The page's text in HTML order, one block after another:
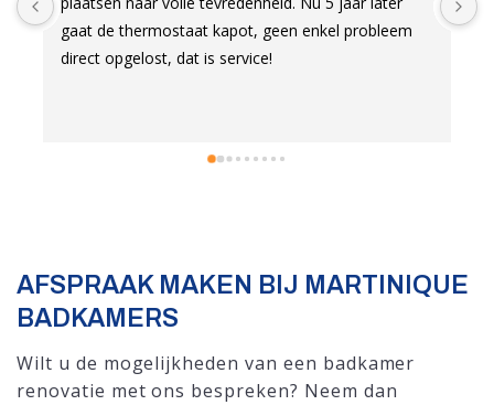
gaat de thermostaat kapot, geen enkel probleem
direct opgelost, dat is service!
AFSPRAAK MAKEN BIJ MARTINIQUE
BADKAMERS
Wilt u de mogelijkheden van een badkamer
renovatie met ons bespreken? Neem dan